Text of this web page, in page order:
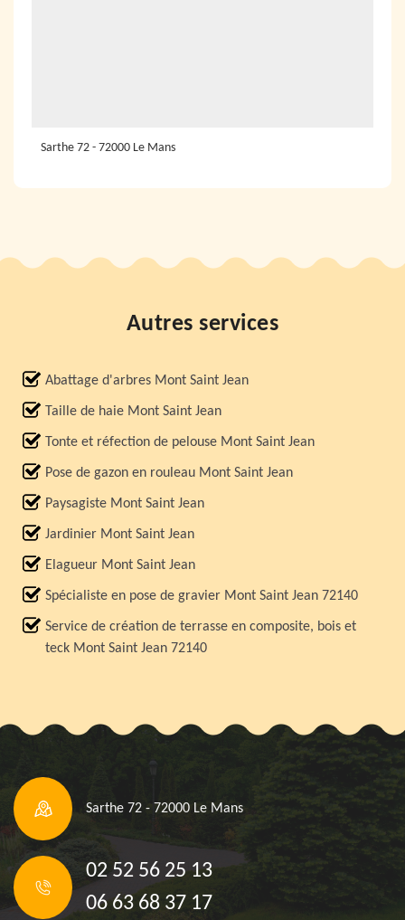
Sarthe 72 - 72000 Le Mans
Autres services
Abattage d'arbres Mont Saint Jean
Taille de haie Mont Saint Jean
Tonte et réfection de pelouse Mont Saint Jean
Pose de gazon en rouleau Mont Saint Jean
Paysagiste Mont Saint Jean
Jardinier Mont Saint Jean
Elagueur Mont Saint Jean
Spécialiste en pose de gravier Mont Saint Jean 72140
Service de création de terrasse en composite, bois et
teck Mont Saint Jean 72140
Sarthe 72 - 72000 Le Mans
02 52 56 25 13
06 63 68 37 17